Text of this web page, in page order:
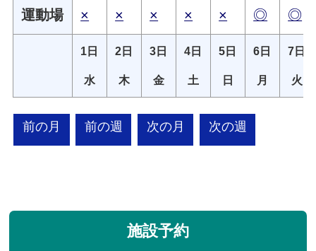
運動場 × × × × × ◎ ◎
1日
水
2日
木
3日
金
4日
土
5日
日
6日
月
7日
火
前の月 前の週 次の月 次の週
施設予約